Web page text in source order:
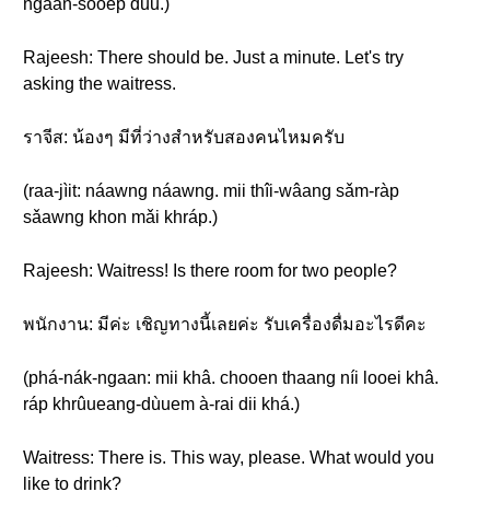
ngaan-sòoep duu.)
Rajeesh: There should be. Just a minute. Let's try
asking the waitress.
ราจีส: น้องๆ มีที่ว่างสำหรับสองคนไหมครับ
(raa-jìit: náawng náawng. mii thîi-wâang sǎm-ràp
sǎawng khon mǎi khráp.)
Rajeesh: Waitress! Is there room for two people?
พนักงาน: มีค่ะ เชิญทางนี้เลยค่ะ รับเครื่องดื่มอะไรดีคะ
(phá-nák-ngaan: mii khâ. chooen thaang níi looei khâ.
ráp khrûueang-dùuem à-rai dii khá.)
Waitress: There is. This way, please. What would you
like to drink?